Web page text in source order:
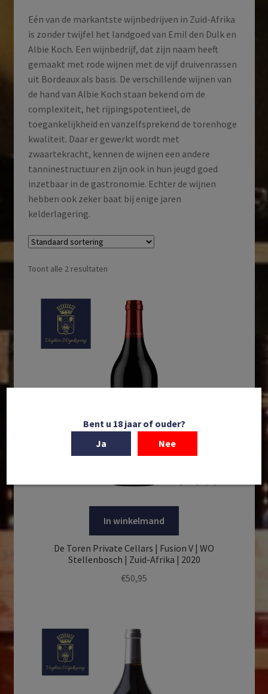
Eén van de markantste wijnbedrijven in Zuid-Afrika
is zonder twijfel het landgoed van Emil den Dulk en
Albie Koch. Een wijnbedrijf, dat zijn naam heeft
gemaakt met rode wijnen met de vijf druivenrassen
uit Bordeaux als basis. De verschillende wijnen van
de hand van Albie Koch staan bekend om de
complexiteit, het rijpingspotentieel, de
toegankelijkheid en vanzelfsprekend de torenhoge
kwaliteit. Daar er gewerkt wordt met
zwaartekracht, kennen de wijnen een andere
tanninestructuur en zijn ook in hun jeugd goed
inzetbaar in de gastronomie. Echter de wijnen
hebben ook zeker baat bij enige jaren
kelderlagering.
Toont alle 2 resultaten
In winkelmand
De Toren Private Cellars | Fusion V | WO
Stellenbosch | Zuid-Afrika | 2020
€50,95
Bent u 18 jaar of ouder?
Ja
Nee